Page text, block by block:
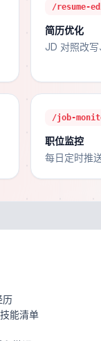
/resume-
简历优化
JD 对照改
/job-
职位监控
每日定时推